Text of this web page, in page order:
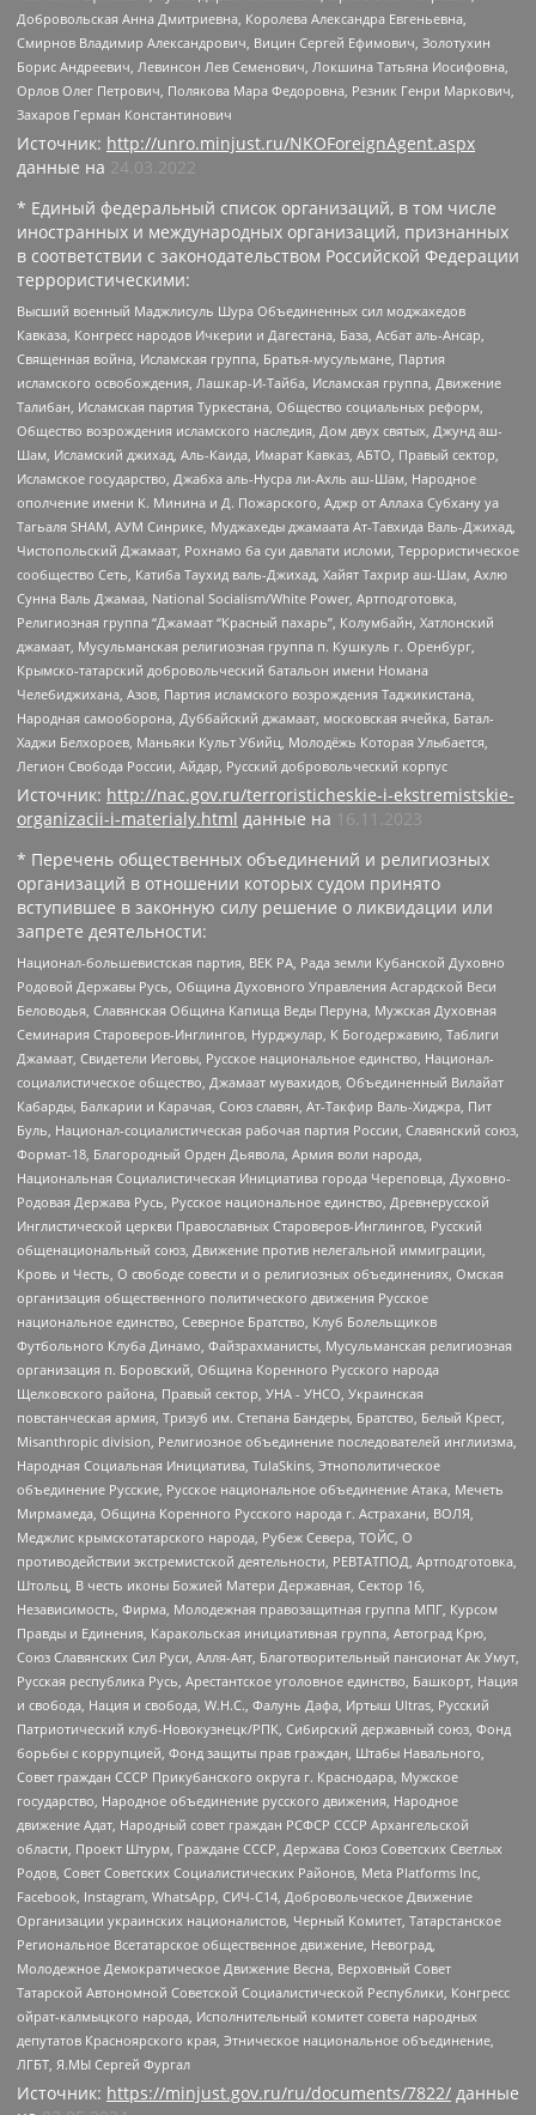
Добровольская Анна Дмитриевна, Королева Александра Евгеньевна,
Смирнов Владимир Александрович, Вицин Сергей Ефимович, Золотухин
Борис Андреевич, Левинсон Лев Семенович, Локшина Татьяна Иосифовна,
Орлов Олег Петрович, Полякова Мара Федоровна, Резник Генри Маркович,
Захаров Герман Константинович
Источник: http://unro.minjust.ru/NKOForeignAgent.aspx
данные на 24.03.2022
* Единый федеральный список организаций, в том числе
иностранных и международных организаций, признанных
в соответствии с законодательством Российской Федерации
террористическими:
Высший военный Маджлисуль Шура Объединенных сил моджахедов
Кавказа, Конгресс народов Ичкерии и Дагестана, База, Асбат аль-Ансар,
Священная война, Исламская группа, Братья-мусульмане, Партия
исламского освобождения, Лашкар-И-Тайба, Исламская группа, Движение
Талибан, Исламская партия Туркестана, Общество социальных реформ,
Общество возрождения исламского наследия, Дом двух святых, Джунд аш-
Шам, Исламский джихад, Аль-Каида, Имарат Кавказ, АБТО, Правый сектор,
Исламское государство, Джабха аль-Нусра ли-Ахль аш-Шам, Народное
ополчение имени К. Минина и Д. Пожарского, Аджр от Аллаха Субхану уа
Тагьаля SHAM, АУМ Синрике, Муджахеды джамаата Ат-Тавхида Валь-Джихад,
Чистопольский Джамаат, Рохнамо ба суи давлати исломи, Террористическое
сообщество Сеть, Катиба Таухид валь-Джихад, Хайят Тахрир аш-Шам, Ахлю
Сунна Валь Джамаа, National Socialism/White Power, Артподготовка,
Религиозная группа “Джамаат “Красный пахарь”, Колумбайн, Хатлонский
джамаат, Мусульманская религиозная группа п. Кушкуль г. Оренбург,
Крымско-татарский добровольческий батальон имени Номана
Челебиджихана, Азов, Партия исламского возрождения Таджикистана,
Народная самооборона, Дуббайский джамаат, московская ячейка, Батал-
Хаджи Белхороев, Маньяки Культ Убийц, Молодёжь Которая Улыбается,
Легион Свобода России, Айдар, Русский добровольческий корпус
Источник: http://nac.gov.ru/terroristicheskie-i-ekstremistskie-
organizacii-i-materialy.html данные на
16.11.2023
* Перечень общественных объединений и религиозных
организаций в отношении которых судом принято
вступившее в законную силу решение о ликвидации или
запрете деятельности:
Национал-большевистская партия, ВЕК РА, Рада земли Кубанской Духовно
Родовой Державы Русь, Община Духовного Управления Асгардской Веси
Беловодья, Славянская Община Капища Веды Перуна, Мужская Духовная
Семинария Староверов-Инглингов, Нурджулар, К Богодержавию, Таблиги
Джамаат, Свидетели Иеговы, Русское национальное единство, Национал-
социалистическое общество, Джамаат мувахидов, Объединенный Вилайат
Кабарды, Балкарии и Карачая, Союз славян, Ат-Такфир Валь-Хиджра, Пит
Буль, Национал-социалистическая рабочая партия России, Славянский союз,
Формат-18, Благородный Орден Дьявола, Армия воли народа,
Национальная Социалистическая Инициатива города Череповца, Духовно-
Родовая Держава Русь, Русское национальное единство, Древнерусской
Инглистической церкви Православных Староверов-Инглингов, Русский
общенациональный союз, Движение против нелегальной иммиграции,
Кровь и Честь, О свободе совести и о религиозных объединениях, Омская
организация общественного политического движения Русское
национальное единство, Северное Братство, Клуб Болельщиков
Футбольного Клуба Динамо, Файзрахманисты, Мусульманская религиозная
организация п. Боровский, Община Коренного Русского народа
Щелковского района, Правый сектор, УНА - УНСО, Украинская
повстанческая армия, Тризуб им. Степана Бандеры, Братство, Белый Крест,
Misanthropic division, Религиозное объединение последователей инглиизма,
Народная Социальная Инициатива, TulaSkins, Этнополитическое
объединение Русские, Русское национальное объединение Атака, Мечеть
Мирмамеда, Община Коренного Русского народа г. Астрахани, ВОЛЯ,
Меджлис крымскотатарского народа, Рубеж Севера, ТОЙС, О
противодействии экстремистской деятельности, РЕВТАТПОД, Артподготовка,
Штольц, В честь иконы Божией Матери Державная, Сектор 16,
Независимость, Фирма, Молодежная правозащитная группа МПГ, Курсом
Правды и Единения, Каракольская инициативная группа, Автоград Крю,
Союз Славянских Сил Руси, Алля-Аят, Благотворительный пансионат Ак Умут,
Русская республика Русь, Арестантское уголовное единство, Башкорт, Нация
и свобода, Нация и свобода, W.H.С., Фалунь Дафа, Иртыш Ultras, Русский
Патриотический клуб-Новокузнецк/РПК, Сибирский державный союз, Фонд
борьбы с коррупцией, Фонд защиты прав граждан, Штабы Навального,
Совет граждан СССР Прикубанского округа г. Краснодара, Мужское
государство, Народное объединение русского движения, Народное
движение Адат, Народный совет граждан РСФСР СССР Архангельской
области, Проект Штурм, Граждане СССР, Держава Союз Советских Светлых
Родов, Совет Советских Социалистических Районов, Meta Platforms Inc,
Facebook, Instagram, WhatsApp, СИЧ-С14, Добровольческое Движение
Организации украинских националистов, Черный Комитет, Татарстанское
Региональное Всетатарское общественное движение, Невоград,
Молодежное Демократическое Движение Весна, Верховный Совет
Татарской Автономной Советской Социалистической Республики, Конгресс
ойрат-калмыцкого народа, Исполнительный комитет совета народных
депутатов Красноярского края, Этническое национальное объединение,
ЛГБТ, Я.МЫ Сергей Фургал
Источник: https://minjust.gov.ru/ru/documents/7822/ данные